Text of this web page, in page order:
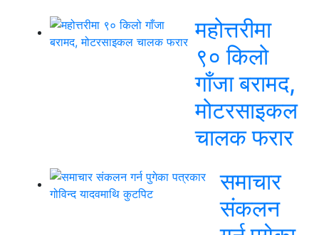
महोत्तरीमा
९० किलो
गाँजा बरामद,
मोटरसाइकल
चालक फरार
समाचार
संकलन